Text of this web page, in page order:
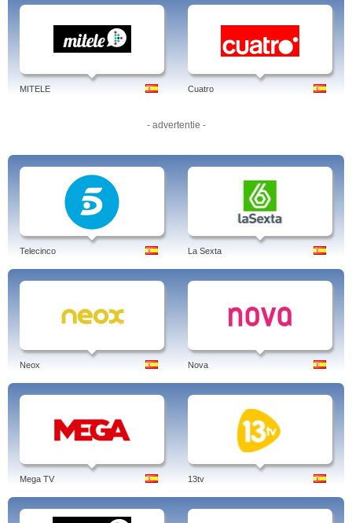
sinónimo de risas y buen humor y es que este programa satírico deportivo ha
continuará en antena a la vista de la gran acogida que ha tenido siempre.
Esport3 online, Esport TV3 streaming.
MITELE Cuatro
- advertentie -
Telecinco La Sexta
Neox Nova
Mega TV 13tv